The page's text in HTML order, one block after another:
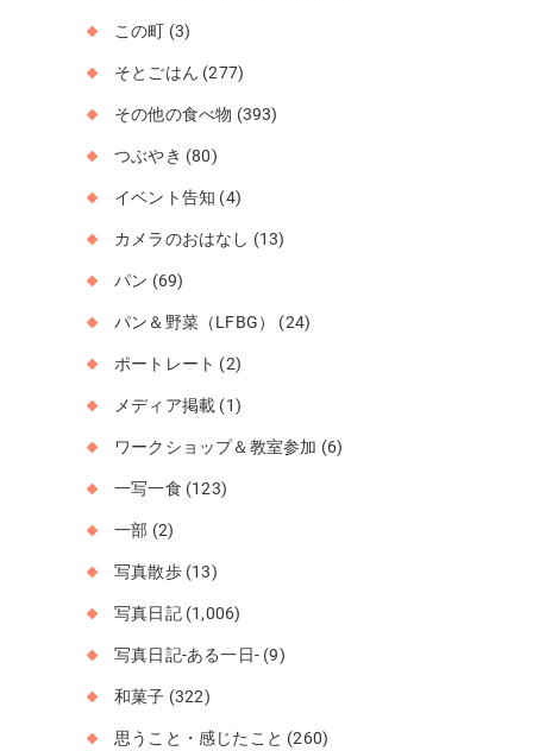
この町 (3)
そとごはん (277)
その他の食べ物 (393)
つぶやき (80)
イベント告知 (4)
カメラのおはなし (13)
パン (69)
パン＆野菜（LFBG） (24)
ポートレート (2)
メディア掲載 (1)
ワークショップ＆教室参加 (6)
一写一食 (123)
一部 (2)
写真散歩(13)
写真日記(1,006)
写真日記-ある一日- (9)
和菓子 (322)
思うこと・感じたこと (260)